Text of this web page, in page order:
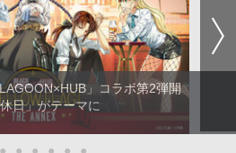
」コラボ第2弾開
日」がテーマに
● ● ● ● ● ●